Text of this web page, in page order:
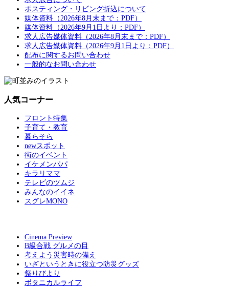
ポスティング・リビング折込について
媒体資料（2026年8月末まで：PDF）
媒体資料（2026年9月1日より：PDF）
求人広告媒体資料（2026年8月末まで：PDF）
求人広告媒体資料（2026年9月1日より：PDF）
配布に関するお問い合わせ
一般的なお問い合わせ
人気コーナー
フロント特集
子育て・教育
暮らそら
newスポット
街のイベント
イケメンパパ
キラリママ
テレビのツムジ
みんなのイイネ
スグレMONO
Cinema Preview
B級合戦 グルメの目
考えよう災害時の備え
いざというときに役立つ防災グッズ
祭りびより
ボタニカルライフ